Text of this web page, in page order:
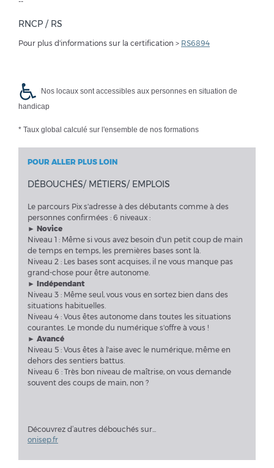
RNCP / RS
Pour plus d'informations sur la certification > RS6894
Nos locaux sont accessibles aux personnes en situation de
handicap
* Taux global calculé sur l'ensemble de nos formations
POUR ALLER PLUS LOIN
DÉBOUCHÉS/ MÉTIERS/ EMPLOIS
Le parcours Pix s'adresse à des débutants comme à des
personnes confirmées : 6 niveaux :
► Novice
Niveau 1 : Même si vous avez besoin d'un petit coup de main
de temps en temps, les premières bases sont là.
Niveau 2 : Les bases sont acquises, il ne vous manque pas
grand-chose pour être autonome.
► Indépendant
Niveau 3 : Même seul, vous vous en sortez bien dans des
situations habituelles.
Niveau 4 : Vous êtes autonome dans toutes les situations
courantes. Le monde du numérique s'offre à vous !
► Avancé
Niveau 5 : Vous êtes à l'aise avec le numérique, même en
dehors des sentiers battus.
Niveau 6 : Très bon niveau de maîtrise, on vous demande
souvent des coups de main, non ?
Découvrez d’autres débouchés sur...
onisep.fr